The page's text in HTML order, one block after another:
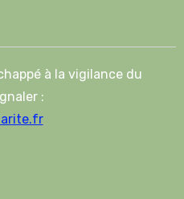
à la vigilance du
: